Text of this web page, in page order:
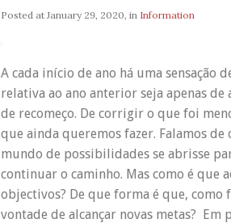
Posted atJanuary 29, 2020, in Information
A cada início de ano há uma sensação
relativa ao ano anterior seja apenas
de recomeço. De corrigir o que foi
que ainda queremos fazer. Falamos de
mundo de possibilidades se abrisse
continuar o caminho. Mas como é que
objectivos? De que forma é que, como
vontade de alcançar novas metas?